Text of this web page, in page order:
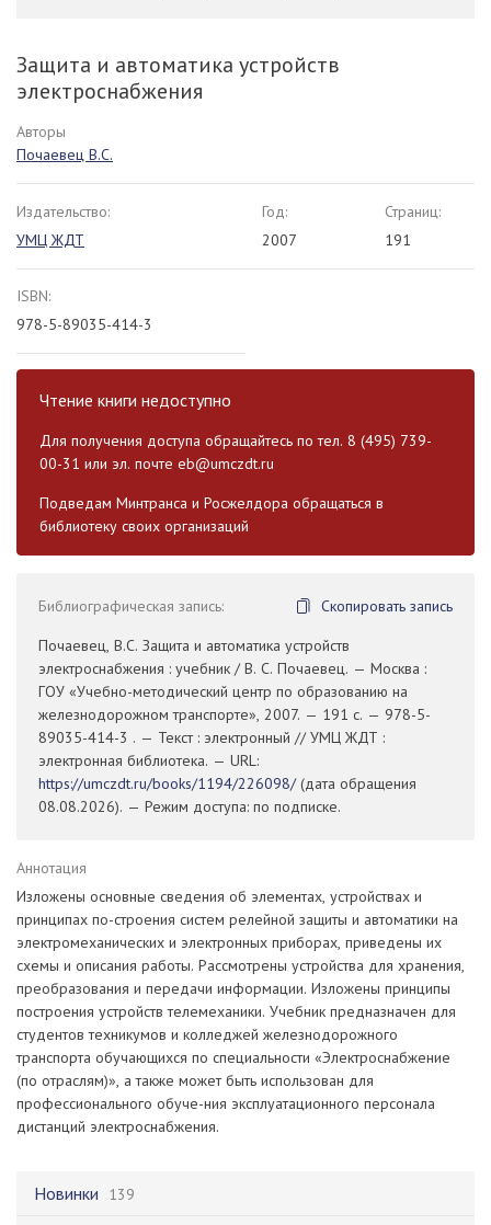
Новинки 139
Защита и автоматика устройств
электроснабжения
Авторы
Почаевец В.С.
Издательство:
УМЦ ЖДТ
Год:
2007
Страниц:
191
ISBN:
978-5-89035-414-3
Чтение книги недоступно
Для получения доступа обращайтесь по тел. 8 (495) 739-
00-31 или эл. почте eb@umczdt.ru
Подведам Минтранса и Росжелдора обращаться в
библиотеку своих организаций
Библиографическая запись:
Скопировать запись
Почаевец, В.С. Защита и автоматика устройств
электроснабжения : учебник / В. С. Почаевец. — Москва :
ГОУ «Учебно-методический центр по образованию на
железнодорожном транспорте», 2007. — 191 с. — 978-5-
89035-414-3 . — Текст : электронный // УМЦ ЖДТ :
электронная библиотека. — URL:
https://umczdt.ru/books/1194/226098/(дата обращения
08.08.2026). — Режим доступа: по подписке.
Аннотация
Изложены основные сведения об элементах, устройствах и
принципах по-строения систем релейной защиты и автоматики на
электромеханических и электронных приборах, приведены их
схемы и описания работы. Рассмотрены устройства для хранения,
преобразования и передачи информации. Изложены принципы
построения устройств телемеханики. Учебник предназначен для
студентов техникумов и колледжей железнодорожного
транспорта обучающихся по специальности «Электроснабжение
(по отраслям)», а также может быть использован для
профессионального обуче-ния эксплуатационного персонала
дистанций электроснабжения.